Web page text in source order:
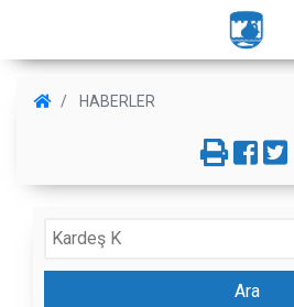
HABERLER
Ara